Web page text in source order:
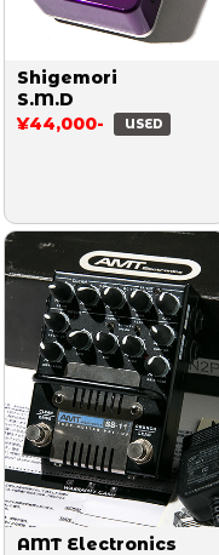
Shigemori
S.M.D
¥44,000-
USED
AMT Electronics